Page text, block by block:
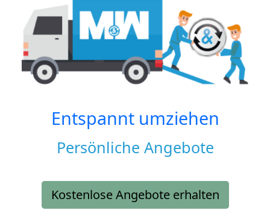
Entspannt umziehen
Persönliche Angebote
Kostenlose Angebote erhalten